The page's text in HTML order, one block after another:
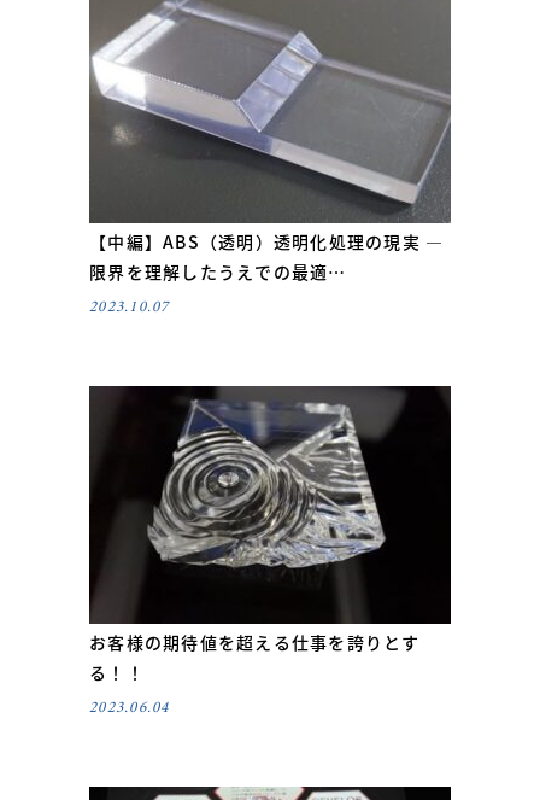
【中編】ABS（透明）透明化処理の現実 ―
限界を理解したうえでの最適…
2023.10.07
お客様の期待値を超える仕事を誇りとす
る！！
2023.06.04